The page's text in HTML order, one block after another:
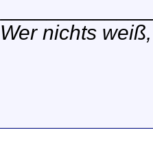
Wer nichts